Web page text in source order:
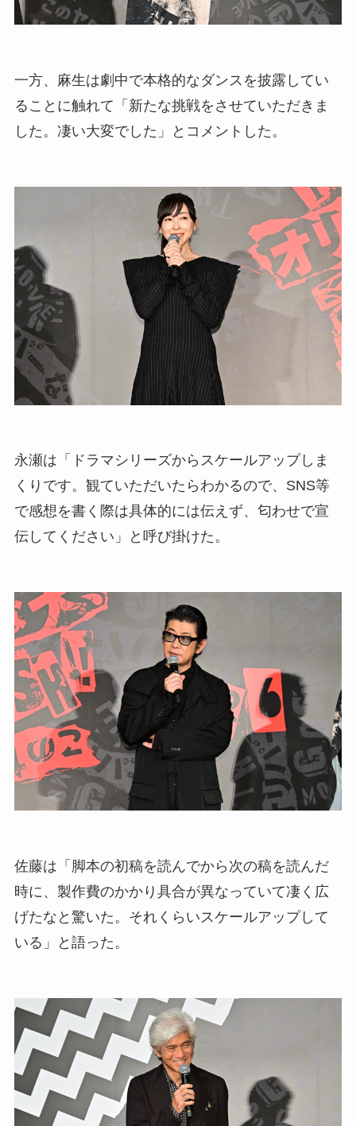
一方、麻生は劇中で本格的なダンスを披露してい
ることに触れて「新たな挑戦をさせていただきま
した。凄い大変でした」とコメントした。
永瀬は「ドラマシリーズからスケールアップしま
くりです。観ていただいたらわかるので、SNS等
で感想を書く際は具体的には伝えず、匂わせで宣
伝してください」と呼び掛けた。
佐藤は「脚本の初稿を読んでから次の稿を読んだ
時に、製作費のかかり具合が異なっていて凄く広
げたなと驚いた。それくらいスケールアップして
いる」と語った。